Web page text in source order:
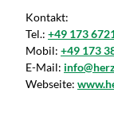
Kontakt:
Tel.: +49 173
Mobil: +49 173
E-Mail:
Webseite: